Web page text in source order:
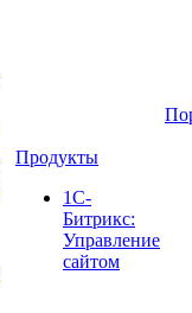
Продукты
1С-
Битрикс:
Управление
сайтом